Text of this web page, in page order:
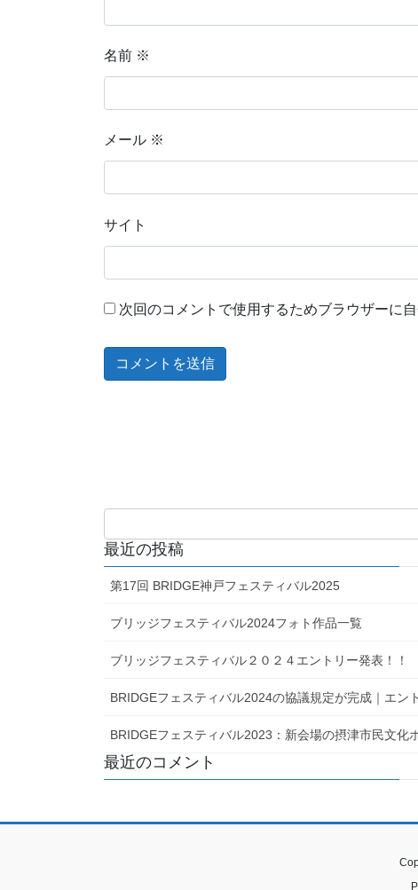
名前 ※
メール ※
サイト
次回のコメントで使用するためブラウザーに
最近の投稿
第17回 BRIDGE神戸フェスティバル2025
ブリッジフェスティバル2024フォト作品一覧
ブリッジフェスティバル２０２４エントリー発表！！
BRIDGEフェスティバル2024の協議規定が完成｜エン
BRIDGEフェスティバル2023：新会場の摂津市民文化
最近のコメント